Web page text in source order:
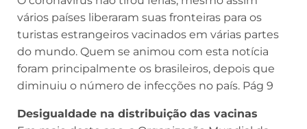
vários países liberaram suas fronteiras para os
turistas estrangeiros vacinados em várias partes
do mundo. Quem se animou com esta notícia
foram principalmente os brasileiros, depois que
diminuiu o número de infecções no país. Pág 9
Desigualdade na distribuição das vacinas